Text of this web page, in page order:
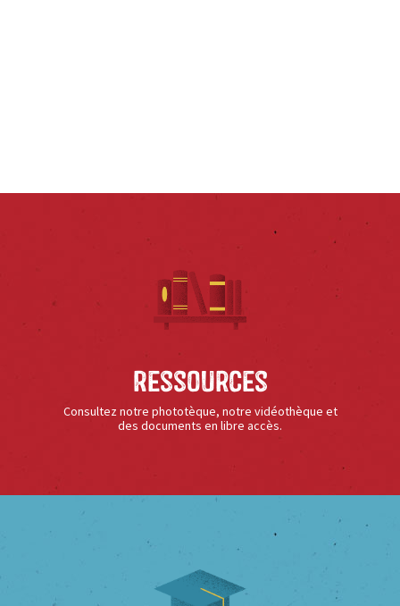
Ressources
Consultez notre phototèque, notre vidéothèque et
des documents en libre accès.